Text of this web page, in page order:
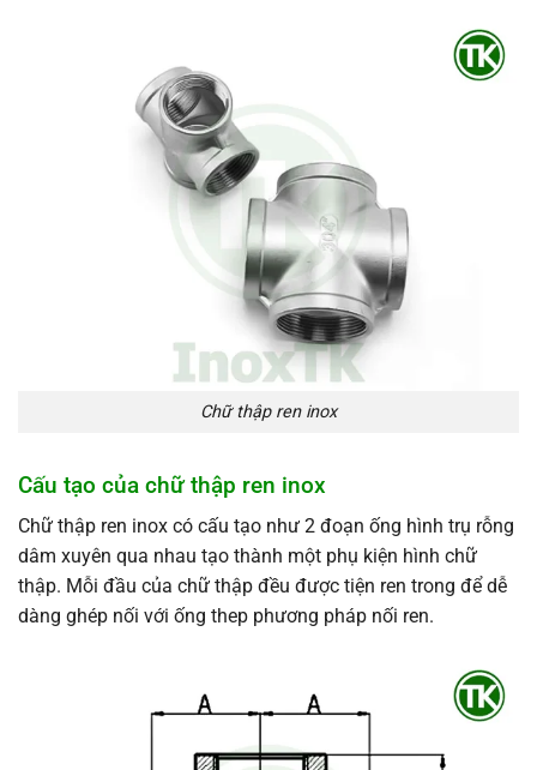
Chữ thập ren inox
Cấu tạo của chữ thập ren inox
Chữ thập ren inox có cấu tạo như 2 đoạn ống hình trụ rỗng
dâm xuyên qua nhau tạo thành một phụ kiện hình chữ
thập. Mỗi đầu của chữ thập đều được tiện ren trong để dễ
dàng ghép nối với ống thep phương pháp nối ren.